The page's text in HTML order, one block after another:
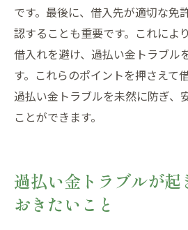
です。最後に、借入先が適切な免
認することも重要です。これによ
借入れを避け、過払い金トラブル
す。これらのポイントを押さえて
過払い金トラブルを未然に防ぎ、
ことができます。
過払い金トラブルが起
おきたいこと